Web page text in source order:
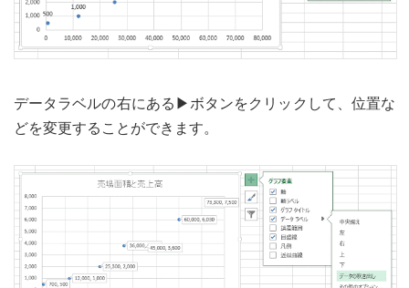
データラベルの右にある▶ボタンをクリックして、位置な
どを変更することができます。